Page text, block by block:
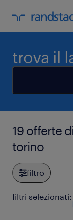
trova il
19 offerte
torino
filtro
filtri selezionati: